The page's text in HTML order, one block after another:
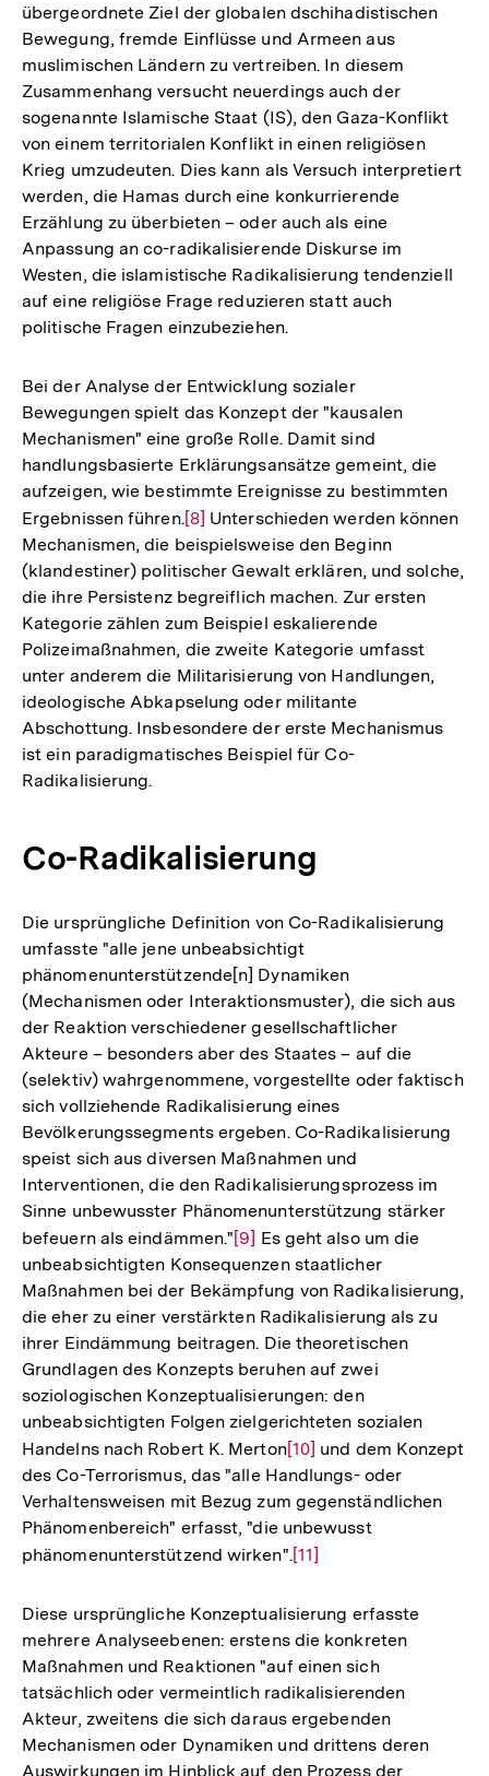
übergeordnete Ziel der globalen dschihadistischen
Bewegung, fremde Einflüsse und Armeen aus
muslimischen Ländern zu vertreiben. In diesem
Zusammenhang versucht neuerdings auch der
sogenannte Islamische Staat (IS), den Gaza-Konflikt
von einem territorialen Konflikt in einen religiösen
Krieg umzudeuten. Dies kann als Versuch interpretiert
werden, die Hamas durch eine konkurrierende
Erzählung zu überbieten – oder auch als eine
Anpassung an co-radikalisierende Diskurse im
Westen, die islamistische Radikalisierung tendenziell
auf eine religiöse Frage reduzieren statt auch
politische Fragen einzubeziehen.
Bei der Analyse der Entwicklung sozialer
Bewegungen spielt das Konzept der "kausalen
Mechanismen" eine große Rolle. Damit sind
handlungsbasierte Erklärungsansätze gemeint, die
aufzeigen, wie bestimmte Ereignisse zu bestimmten
Ergebnissen führen.Zur
Auflösung
der
Fußnote
[8] Unterschieden werden können
Mechanismen, die beispielsweise den Beginn
(klandestiner) politischer Gewalt erklären, und solche,
die ihre Persistenz begreiflich machen. Zur ersten
Kategorie zählen zum Beispiel eskalierende
Polizeimaßnahmen, die zweite Kategorie umfasst
unter anderem die Militarisierung von Handlungen,
ideologische Abkapselung oder militante
Abschottung. Insbesondere der erste Mechanismus
ist ein paradigmatisches Beispiel für Co-
Radikalisierung.
Co-Radikalisierung
Die ursprüngliche Definition von Co-Radikalisierung
umfasste "alle jene unbeabsichtigt
phänomenunterstützende[n] Dynamiken
(Mechanismen oder Interaktionsmuster), die sich aus
der Reaktion verschiedener gesellschaftlicher
Akteure – besonders aber des Staates – auf die
(selektiv) wahrgenommene, vorgestellte oder faktisch
sich vollziehende Radikalisierung eines
Bevölkerungssegments ergeben. Co-Radikalisierung
speist sich aus diversen Maßnahmen und
Interventionen, die den Radikalisierungsprozess im
Sinne unbewusster Phänomenunterstützung stärker
befeuern als eindämmen."Zur
Auflösung
der
Fußnote
[9] Es geht also um die
unbeabsichtigten Konsequenzen staatlicher
Maßnahmen bei der Bekämpfung von Radikalisierung,
die eher zu einer verstärkten Radikalisierung als zu
ihrer Eindämmung beitragen. Die theoretischen
Grundlagen des Konzepts beruhen auf zwei
soziologischen Konzeptualisierungen: den
unbeabsichtigten Folgen zielgerichteten sozialen
Handelns nach Robert K. MertonZur
Auflösung
der
Fußnote
[10] und dem Konzept
des Co-Terrorismus, das "alle Handlungs- oder
Verhaltensweisen mit Bezug zum gegenständlichen
Phänomenbereich" erfasst, "die unbewusst
phänomenunterstützend wirken".Zur
der
Fußnote
[11]
Diese ursprüngliche Konzeptualisierung erfasste
mehrere Analyseebenen: erstens die konkreten
Maßnahmen und Reaktionen "auf einen sich
tatsächlich oder vermeintlich radikalisierenden
Akteur, zweitens die sich daraus ergebenden
Mechanismen oder Dynamiken und drittens deren
Auswirkungen im Hinblick auf den Prozess der